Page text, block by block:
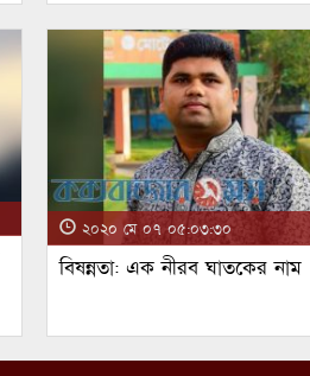
২০২০ মে ০৭ ০৫:০৩:৩০
বিষন্নতা: এক নীরব ঘাতকের নাম